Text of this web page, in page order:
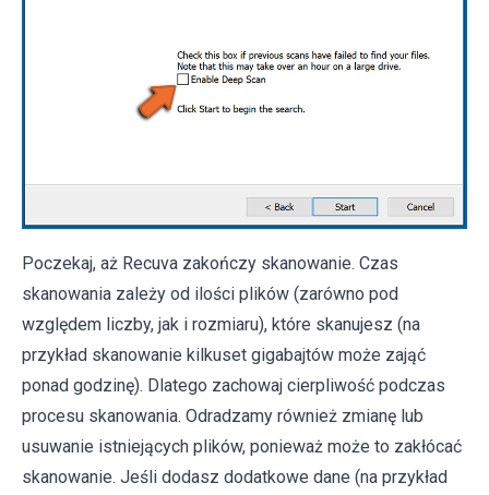
Poczekaj, aż Recuva zakończy skanowanie. Czas
skanowania zależy od ilości plików (zarówno pod
względem liczby, jak i rozmiaru), które skanujesz (na
przykład skanowanie kilkuset gigabajtów może zająć
ponad godzinę). Dlatego zachowaj cierpliwość podczas
procesu skanowania. Odradzamy również zmianę lub
usuwanie istniejących plików, ponieważ może to zakłócać
skanowanie. Jeśli dodasz dodatkowe dane (na przykład